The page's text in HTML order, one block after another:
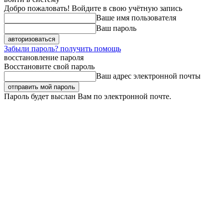
Добро пожаловать! Войдите в свою учётную запись
Ваше имя пользователя
Ваш пароль
Забыли пароль? получить помощь
восстановление пароля
Восстановите свой пароль
Ваш адрес электронной почты
Пароль будет выслан Вам по электронной почте.